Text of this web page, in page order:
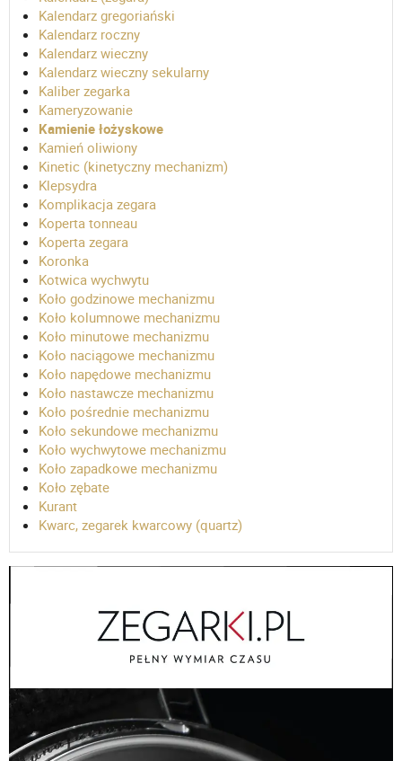
Kalendarz gregoriański
Kalendarz roczny
Kalendarz wieczny
Kalendarz wieczny sekularny
Kaliber zegarka
Kameryzowanie
Kamienie łożyskowe
Kamień oliwiony
Kinetic (kinetyczny mechanizm)
Klepsydra
Komplikacja zegara
Koperta tonneau
Koperta zegara
Koronka
Kotwica wychwytu
Koło godzinowe mechanizmu
Koło kolumnowe mechanizmu
Koło minutowe mechanizmu
Koło naciągowe mechanizmu
Koło napędowe mechanizmu
Koło nastawcze mechanizmu
Koło pośrednie mechanizmu
Koło sekundowe mechanizmu
Koło wychwytowe mechanizmu
Koło zapadkowe mechanizmu
Koło zębate
Kurant
Kwarc, zegarek kwarcowy (quartz)